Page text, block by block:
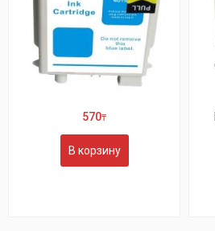
570₸
В корзину